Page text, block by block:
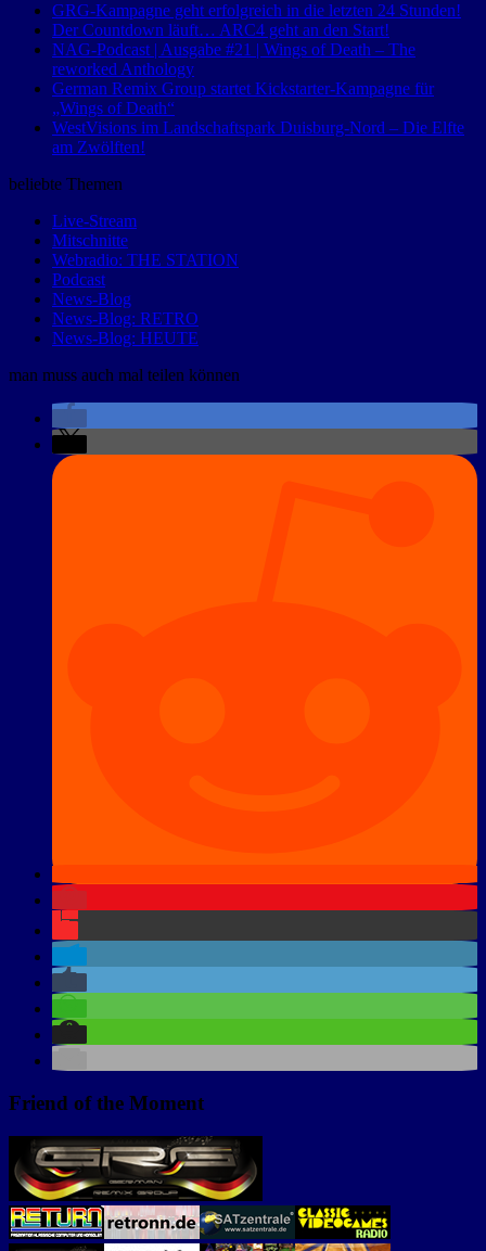
GRG-Kampagne geht erfolgreich in die letzten 24 Stunden!
Der Countdown läuft… ARC4 geht an den Start!
NAG-Podcast | Ausgabe #21 | Wings of Death – The
reworked Anthology
German Remix Group startet Kickstarter-Kampagne für
„Wings of Death“
WestVisions im Landschaftspark Duisburg-Nord – Die Elfte
am Zwölften!
beliebte Themen
Live-Stream
Mitschnitte
Webradio: THE STATION
Podcast
News-Blog
News-Blog: RETRO
News-Blog: HEUTE
man muss auch mal teilen können
Friend of the Moment